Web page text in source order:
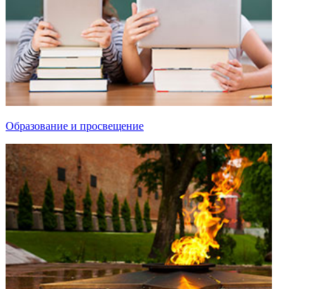
Образование и просвещение